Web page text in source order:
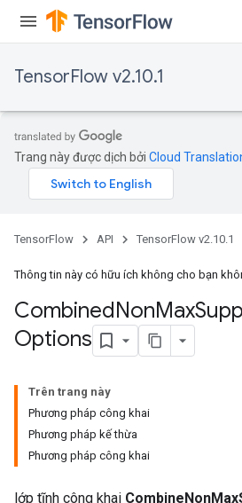
TensorFlow v2.10.1
Trang này được dịch bởi Cloud
TensorFlow API TensorFlow v2.10.1
Thông tin này có hữu ích không cho bạn
CombinedNonMax
Options
Trên trang này
Phương pháp công khai
Phương pháp kế thừa
Phương pháp công khai
lớp tĩnh công khai